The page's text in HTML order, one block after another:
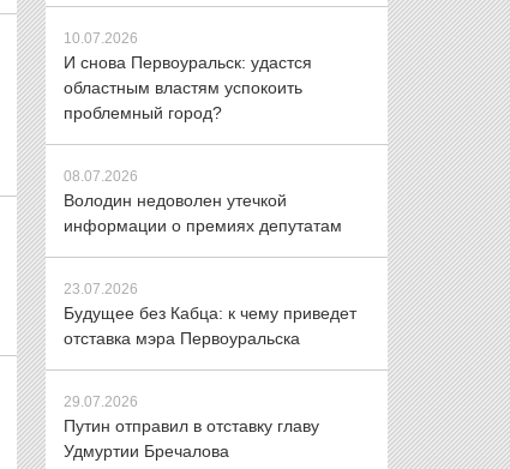
10.07.2026
И снова Первоуральск: удастся
областным властям успокоить
проблемный город?
08.07.2026
Володин недоволен утечкой
информации о премиях депутатам
23.07.2026
Будущее без Кабца: к чему приведет
отставка мэра Первоуральска
29.07.2026
Путин отправил в отставку главу
Удмуртии Бречалова